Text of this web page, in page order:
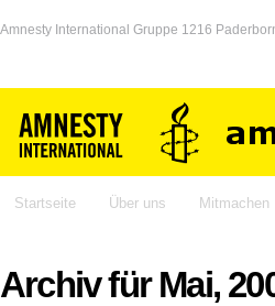
Amnesty International Gruppe 1216
Startseite Über uns Mitmachen
Archiv für Mai,